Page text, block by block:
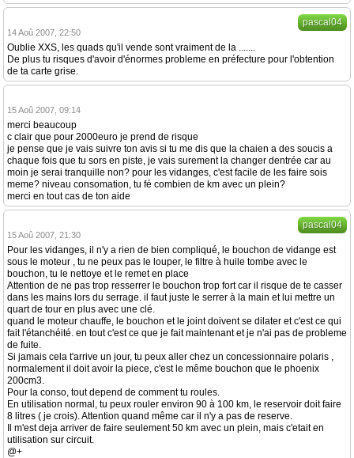
pascal04
14 Aoû 2007, 22:50
Oublie XXS, les quads qu'il vende sont vraiment de la .......
De plus tu risques d'avoir d'énormes probleme en préfecture pour l'obtention
de ta carte grise.
15 Aoû 2007, 09:14
merci beaucoup
c clair que pour 2000euro je prend de risque
je pense que je vais suivre ton avis si tu me dis que la chaien a des soucis a
chaque fois que tu sors en piste, je vais surement la changer dentrée car au
moin je serai tranquille non? pour les vidanges, c'est facile de les faire sois
meme? niveau consomation, tu fé combien de km avec un plein?
merci en tout cas de ton aide
pascal04
15 Aoû 2007, 21:30
Pour les vidanges, il n'y a rien de bien compliqué, le bouchon de vidange est
sous le moteur , tu ne peux pas le louper, le filtre à huile tombe avec le
bouchon, tu le nettoye et le remet en place
Attention de ne pas trop resserrer le bouchon trop fort car il risque de te casser
dans les mains lors du serrage. il faut juste le serrer à la main et lui mettre un
quart de tour en plus avec une clé.
quand le moteur chauffe, le bouchon et le joint doivent se dilater et c'est ce qui
fait l'étanchéité. en tout c'est ce que je fait maintenant et je n'ai pas de probleme
de fuite.
Si jamais cela t'arrive un jour, tu peux aller chez un concessionnaire polaris ,
normalement il doit avoir la piece, c'est le même bouchon que le phoenix
200cm3.
Pour la conso, tout depend de comment tu roules.
En utilisation normal, tu peux rouler environ 90 à 100 km, le reservoir doit faire
8 litres ( je crois). Attention quand même car il n'y a pas de reserve.
Il m'est deja arriver de faire seulement 50 km avec un plein, mais c'etait en
utilisation sur circuit.
@+